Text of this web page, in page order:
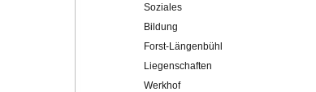
Soziales
Bildung
Forst-Längenbühl
Liegenschaften
Werkhof